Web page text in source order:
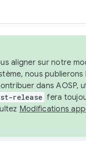
aligner sur notre
nous
dans AOSP,
release fera
Modifications